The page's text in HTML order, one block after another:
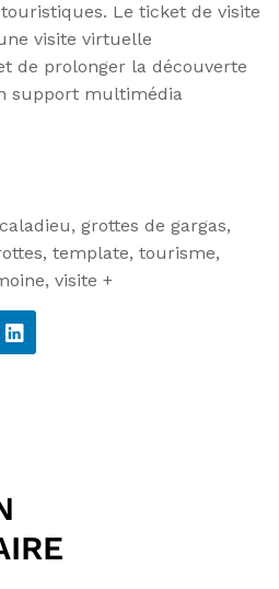
Le ticket de visite
visite virtuelle
de prolonger la découverte
support multimédia
, grottes de gargas,
, template, tourisme,
, visite +